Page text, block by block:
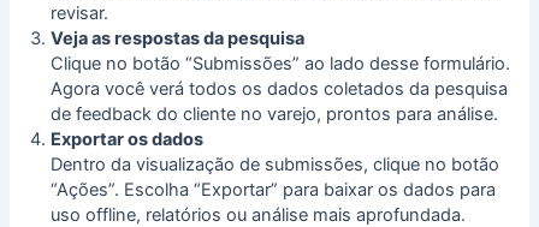
revisar.
Veja as respostas da pesquisa
Clique no botão “Submissões” ao lado desse formulário.
Agora você verá todos os dados coletados da pesquisa
de feedback do cliente no varejo, prontos para análise.
Exportar os dados
Dentro da visualização de submissões, clique no botão
“Ações”. Escolha “Exportar” para baixar os dados para
uso offline, relatórios ou análise mais aprofundada.